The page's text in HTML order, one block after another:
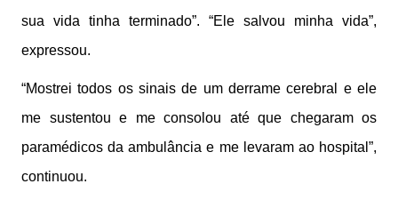
sua vida tinha terminado”. “Ele salvou minha vida”,
expressou.
“Mostrei todos os sinais de um derrame cerebral e ele
me sustentou e me consolou até que chegaram os
paramédicos da ambulância e me levaram ao hospital”,
continuou.